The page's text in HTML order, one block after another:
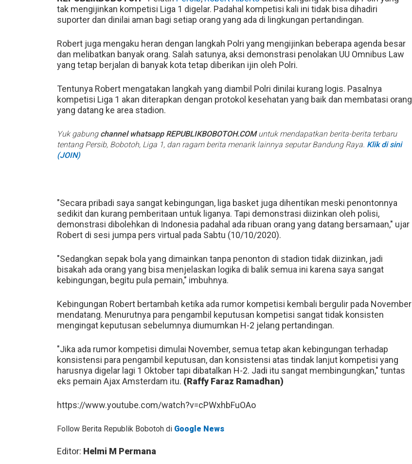
tak mengijinkan kompetisi Liga 1 digelar. Padahal kompetisi kali ini tidak bisa dihadiri
suporter dan dinilai aman bagi setiap orang yang ada di lingkungan pertandingan.
Robert juga mengaku heran dengan langkah Polri yang mengijinkan beberapa agenda besar
dan melibatkan banyak orang. Salah satunya, aksi demonstrasi penolakan UU Omnibus Law
yang tetap berjalan di banyak kota tetap diberikan ijin oleh Polri.
Tentunya Robert mengatakan langkah yang diambil Polri dinilai kurang logis. Pasalnya
kompetisi Liga 1 akan diterapkan dengan protokol kesehatan yang baik dan membatasi orang
yang datang ke area stadion.
Yuk gabung channel whatsapp REPUBLIKBOBOTOH.COMuntuk mendapatkan berita-berita terbaru
tentang Persib, Bobotoh, Liga 1, dan ragam berita menarik lainnya seputar Bandung Raya. Klik di sini
(JOIN)
"Secara pribadi saya sangat kebingungan, liga basket juga dihentikan meski penontonnya
sedikit dan kurang pemberitaan untuk liganya. Tapi demonstrasi diizinkan oleh polisi,
demonstrasi dibolehkan di Indonesia padahal ada ribuan orang yang datang bersamaan," ujar
Robert di sesi jumpa pers virtual pada Sabtu (10/10/2020).
"Sedangkan sepak bola yang dimainkan tanpa penonton di stadion tidak diizinkan, jadi
bisakah ada orang yang bisa menjelaskan logika di balik semua ini karena saya sangat
kebingungan, begitu pula pemain," imbuhnya.
Kebingungan Robert bertambah ketika ada rumor kompetisi kembali bergulir pada November
mendatang. Menurutnya para pengambil keputusan kompetisi sangat tidak konsisten
mengingat keputusan sebelumnya diumumkan H-2 jelang pertandingan.
"Jika ada rumor kompetisi dimulai November, semua tetap akan kebingungan terhadap
konsistensi para pengambil keputusan, dan konsistensi atas tindak lanjut kompetisi yang
harusnya digelar lagi 1 Oktober tapi dibatalkan H-2. Jadi itu sangat membingungkan," tuntas
eks pemain Ajax Amsterdam itu. (Raffy Faraz Ramadhan)
https://www.youtube.com/watch?v=cPWxhbFuOAo
Follow Berita Republik Bobotoh di Google News
Editor: Helmi M Permana